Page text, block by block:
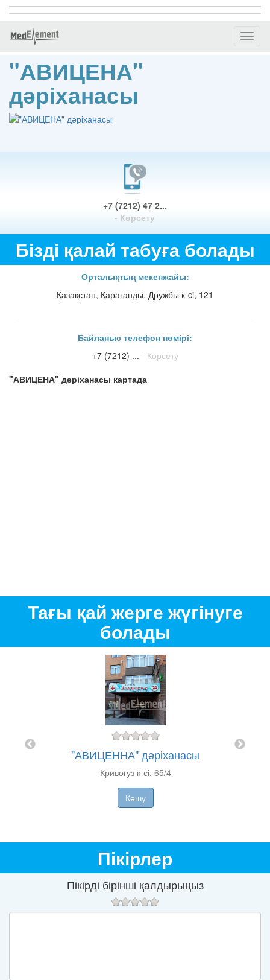
"АВИЦЕНА"
дәріханасы
+7 (7212) 47 2...
- Көрсету
Бізді қалай табуға болады
Орталықтың мекенжайы:
Қазақстан, Қарағанды, Дружбы к-ci, 121
Байланыс телефон нөмірі:
+7 (7212) ... - Көрсету
"АВИЦЕНА" дәріханасы картада
Тағы қай жерге жүгінуге
болады
"АВИЦЕННА" дәріханасы
Кривогуз к-сі, 65/4
Көшу
Пікірлер
Пікірді бірінші қалдырыңыз